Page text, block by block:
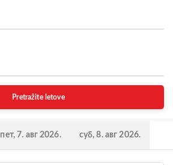
Pretražite letove
пет, 7. авг 2026. суб, 8. авг 2026.